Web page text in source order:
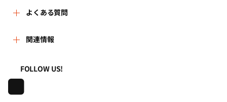
はじめての方へ
事務局へのお問い合せ
地域の相談窓口のみなさまへ
リフォーム会社一覧
リフォーム事例を見る
リフォームを相談する
リフォームを学ぶ
動画で学べるリフォームの基礎知識
新着情報
講習会・セミナー
連携機関・企業・団体トピックス
よくある質問
よくある質問
利用規約
プライバシーポリシー
関連情報
一般財団法人住まいづくりナビセンター
株式会社日本建築住宅センター
FOLLOW US!